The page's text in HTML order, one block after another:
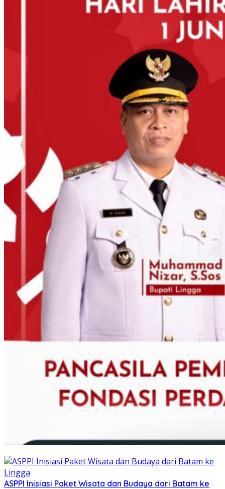
ASPPI Inisiasi Paket Wisata dan Budaya dari Batam ke